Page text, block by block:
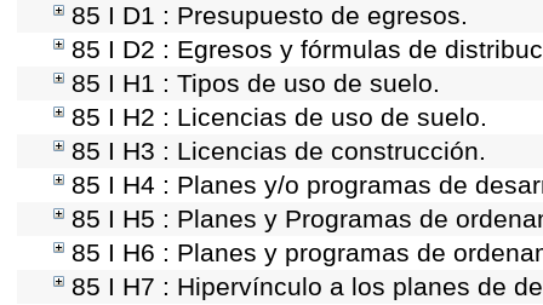
85 I D1 : Presupuesto de egresos.
85 I D2 : Egresos y fórmulas de
85 I H1 : Tipos de uso de suelo.
85 I H2 : Licencias de uso de suelo.
85 I H3 : Licencias de construcción.
85 I H4 : Planes y/o programas de
85 I H5 : Planes y Programas de
85 I H6 : Planes y programas de
85 I H7 : Hipervínculo a los planes de